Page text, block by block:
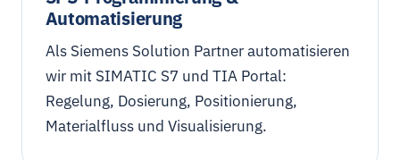
Automatisierung
Als Siemens Solution Partner automatisieren
wir mit SIMATIC S7 und TIA Portal:
Regelung, Dosierung, Positionierung,
Materialfluss und Visualisierung.